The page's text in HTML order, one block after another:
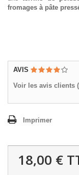
fromages à pâte
AVIS
Voir les avis clients (
Imprimer
18,00 €